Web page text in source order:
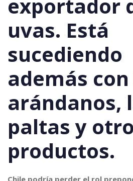
exportador
uvas. Está
sucediendo
además
arándanos,
paltas y
productos.